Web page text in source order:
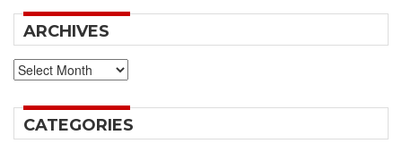
ARCHIVES
Archives
CATEGORIES